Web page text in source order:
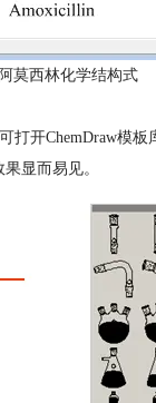
阿莫西林化学结构式
打开ChemDraw
显而易见。